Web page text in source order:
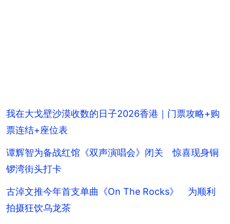
我在大戈壁沙漠收数的日子2026香港｜门票攻略+购
票连结+座位表
谭辉智为备战红馆《双声演唱会》闭关 惊喜现身铜
锣湾街头打卡
古淖文推今年首支单曲《On The Rocks》 为顺利
拍摄狂饮乌龙茶